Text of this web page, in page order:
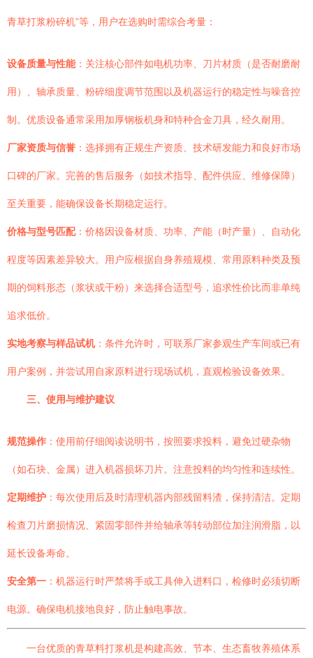
青草打浆粉碎机”等，用户在选购时需综合考量：
设备质量与性能：关注核心部件如电机功率、刀片材质（是否耐磨耐
用）、轴承质量、粉碎细度调节范围以及机器运行的稳定性与噪音控
制。优质设备通常采用加厚钢板机身和特种合金刀具，经久耐用。
厂家资质与信誉 ：选择拥有正规生产资质、技术研发能力和良好市场
口碑的厂家。完善的售后服务（如技术指导、配件供应、维修保障）
至关重要，能确保设备长期稳定运行。
价格与型号匹配：价格因设备材质、功率、产能（时产量）、自动化
程度等因素差异较大。用户应根据自身养殖规模、常用原料种类及预
期的饲料形态（浆状或干粉）来选择合适型号，追求性价比而非单纯
追求低价。
实地考察与样品试机：条件允许时，可联系厂家参观生产车间或已有
用户案例，并尝试用自家原料进行现场试机，直观检验设备效果。
三、使用与维护建议
规范操作 ：使用前仔细阅读说明书，按照要求投料，避免过硬杂物
（如石块、金属）进入机器损坏刀片。注意投料的均匀性和连续性。
定期维护 ：每次使用后及时清理机器内部残留料渣，保持清洁。定期
检查刀片磨损情况、紧固零部件并给轴承等转动部位加注润滑脂，以
延长设备寿命。
安全第一 ：机器运行时严禁将手或工具伸入进料口，检修时必须切断
电源。确保电机接地良好，防止触电事故。
一台优质的青草料打浆机是构建高效、节本、生态畜牧养殖体系